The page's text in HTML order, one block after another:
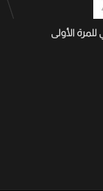
للمرة الأولى